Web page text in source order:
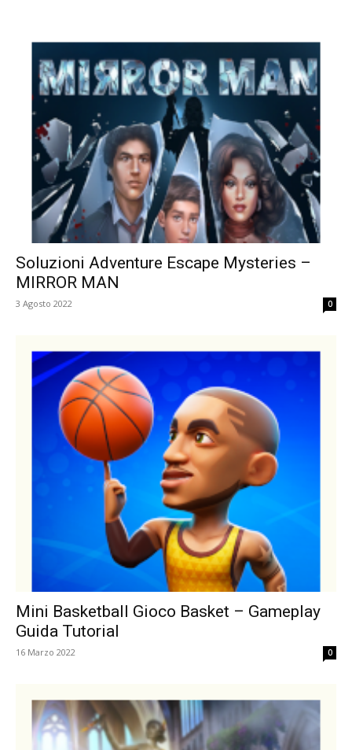
Soluzioni Adventure Escape Mysteries –
MIRROR MAN
3 Agosto 2022 0
Mini Basketball Gioco Basket – Gameplay
Guida Tutorial
16 Marzo 2022 0